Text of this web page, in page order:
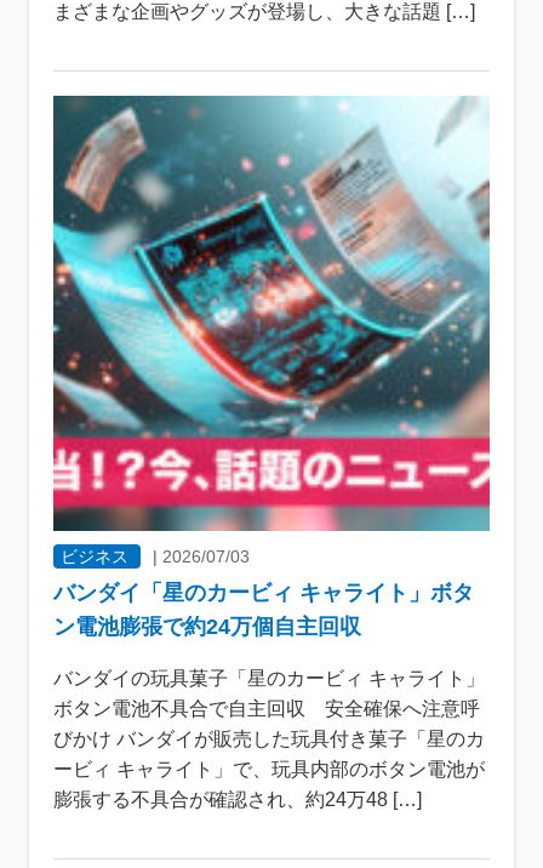
まざまな企画やグッズが登場し、大きな話題 […]
ビジネス |2026/07/03
バンダイ「星のカービィ キャライト」ボタ
ン電池膨張で約24万個自主回収
バンダイの玩具菓子「星のカービィ キャライト」
ボタン電池不具合で自主回収 安全確保へ注意呼
びかけ バンダイが販売した玩具付き菓子「星のカ
ービィ キャライト」で、玩具内部のボタン電池が
膨張する不具合が確認され、約24万48 […]